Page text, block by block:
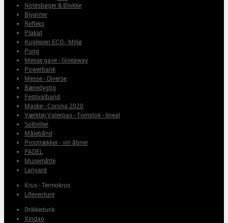
Notesbøger & Blokke
Blyanter
Refleks
Plakat
Kuglepen ECO - Miljø
Pung
Messe gave - Giveaway
Powerbank
Messe - Diverse
Bæredygtig
Festivalband
Maske - Corona 2020
Værktøj Vaterpas - Tomstok - lineal
Solbriller
Målebånd
Proptrækker - vin åbner
PADEL
Musemåtte
Lanyard
Krus - Termokrus
Lifeventure
Drikkedunk
Xindao